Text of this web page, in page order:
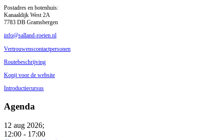
Postadres en botenhuis:
Kanaaldijk West 2A
7783 DB Gramsbergen
info@salland-roeien.nl
Vertrouwenscontactpersonen
Routebeschrijving
Kopij voor de website
Introductiecursus
Agenda
12 aug 2026;
12:00 - 17:00